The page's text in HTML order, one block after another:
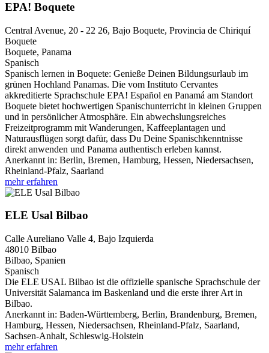
EPA! Boquete
Central Avenue, 20 - 22 26, Bajo Boquete, Provincia de Chiriquí
Boquete
Boquete, Panama
Spanisch
Spanisch lernen in Boquete: Genieße Deinen Bildungsurlaub im
grünen Hochland Panamas. Die vom Instituto Cervantes
akkreditierte Sprachschule EPA! Español en Panamá am Standort
Boquete bietet hochwertigen Spanischunterricht in kleinen Gruppen
und in persönlicher Atmosphäre. Ein abwechslungsreiches
Freizeitprogramm mit Wanderungen, Kaffeeplantagen und
Naturausflügen sorgt dafür, dass Du Deine Spanischkenntnisse
direkt anwenden und Panama authentisch erleben kannst.
Anerkannt in: Berlin, Bremen, Hamburg, Hessen, Niedersachsen,
Rheinland-Pfalz, Saarland
mehr erfahren
ELE Usal Bilbao
Calle Aureliano Valle 4, Bajo Izquierda
48010 Bilbao
Bilbao, Spanien
Spanisch
Die ELE USAL Bilbao ist die offizielle spanische Sprachschule der
Universität Salamanca im Baskenland und die erste ihrer Art in
Bilbao.
Anerkannt in: Baden-Württemberg, Berlin, Brandenburg, Bremen,
Hamburg, Hessen, Niedersachsen, Rheinland-Pfalz, Saarland,
Sachsen-Anhalt, Schleswig-Holstein
mehr erfahren